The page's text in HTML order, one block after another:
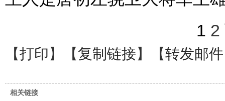
1 2
【打印】【复制链接】【转发邮件
相关链接